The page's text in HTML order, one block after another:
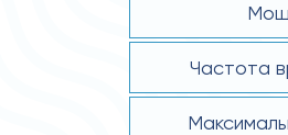
Частота